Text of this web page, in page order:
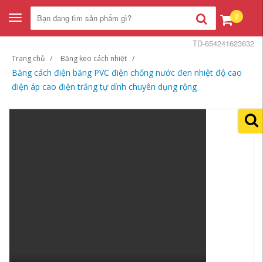
Toggle
navigation
0
Trang chủ Băng keo cách nhiệt
Băng cách điện băng PVC điện chống nước đen nhiệt độ cao
điện áp cao điện trắng tự dính chuyên dụng rộng
TD-654241623632